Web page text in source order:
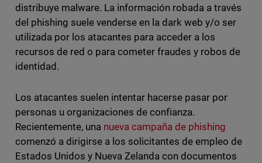
distribuye malware. La información robada a través
del phishing suele venderse en la dark web y/o ser
utilizada por los atacantes para acceder a los
recursos de red o para cometer fraudes y robos de
identidad.
Los atacantes suelen intentar hacerse pasar por
personas u organizaciones de confianza.
Recientemente, una nueva campaña de phishing
comenzó a dirigirse a los solicitantes de empleo de
Estados Unidos y Nueva Zelanda con documentos